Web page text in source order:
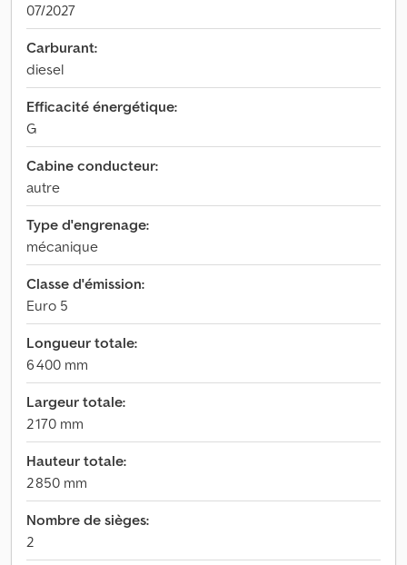
07/2027
Carburant:
diesel
Efficacité énergétique:
G
Cabine conducteur:
autre
Type d'engrenage:
mécanique
Classe d'émission:
Euro 5
Longueur totale:
6 400 mm
Largeur totale:
2 170 mm
Hauteur totale:
2 850 mm
Nombre de sièges:
2